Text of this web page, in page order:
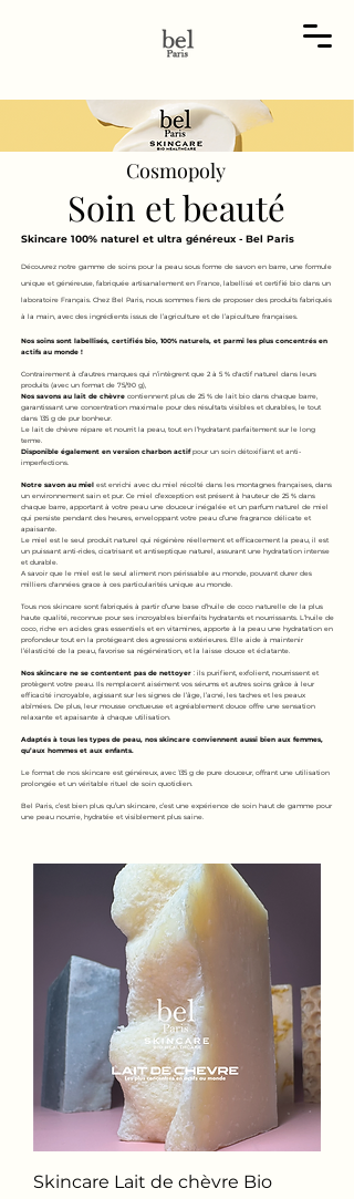
Cosmopoly
Soin et beauté
Skincare 100% naturel et ultra généreux - Bel Paris
Découvrez notre gamme de soins pour la peau sous forme de savon en barre, une formule
unique et généreuse, fabriquée artisanalement en France, labellisé et certifié bio dans un
laboratoire Français. Chez Bel Paris, nous sommes fiers de proposer des produits fabriqués
à la main, avec des ingrédients issus de l’agriculture et de l’apiculture françaises.
Nos soins sont labellisés, certifiés bio, 100% naturels, et parmi les plus concentrés en
actifs au monde !
Contrairement à d’autres marques qui n’intègrent que 2 à 5 % d'actif naturel dans leurs
produits (avec un format de 75/90 g),
Nos savons au lait de chèvre contiennent plus de 25 % de lait bio dans chaque barre,
garantissant une concentration maximale pour des résultats visibles et durables, le tout
dans 135 g de pur bonheur.
Le lait de chèvre répare et nourrit la peau, tout en l’hydratant parfaitement sur le long
terme.
Disponible également en version charbon actifpour un soin détoxifiant et anti-
imperfections.
Notre savon au miel est enrichi avec du miel récolté dans les montagnes françaises, dans
un environnement sain et pur. Ce miel d’exception est présent à hauteur de 25 % dans
chaque barre, apportant à votre peau une douceur inégalée et un parfum naturel de miel
qui persiste pendant des heures, enveloppant votre peau d’une fragrance délicate et
apaisante.
Le miel est le seul produit naturel qui régénère réellement et efficacement la peau, il est
un puissant anti-rides, cicatrisant et antiseptique naturel, assurant une hydratation intense
et durable.
A savoir que le miel est le seul aliment non périssable au monde, pouvant durer des
milliers d'années grace à ces particularités unique au monde.
Tous nos skincare sont fabriqués à partir d’une base d’huile de coco naturelle de la plus
haute qualité, reconnue pour ses incroyables bienfaits hydratants et nourrissants. L’huile de
coco, riche en acides gras essentiels et en vitamines, apporte à la peau une hydratation en
profondeur tout en la protégeant des agressions extérieures. Elle aide à maintenir
l’élasticité de la peau, favorise sa régénération, et la laisse douce et éclatante.
Nos skincare ne se contentent pas de nettoyer : ils purifient, exfolient, nourrissent et
protègent votre peau. Ils remplacent aisément vos sérums et autres soins grâce à leur
efficacité incroyable, agissant sur les signes de l’âge, l’acné, les taches et les peaux
abîmées. De plus, leur mousse onctueuse et agréablement douce offre une sensation
relaxante et apaisante à chaque utilisation.
Adaptés à tous les types de peau, nos skincare conviennent aussi bien aux femmes,
qu’aux hommes et aux enfants.
Le format de nos skincare est généreux, avec 135 g de pure douceur, offrant une utilisation
prolongée et un véritable rituel de soin quotidien.
Bel Paris, c’est bien plus qu’un skincare, c’est une expérience de soin haut de gamme pour
une peau nourrie, hydratée et visiblement plus saine.
Skincare Lait de chèvre Bio